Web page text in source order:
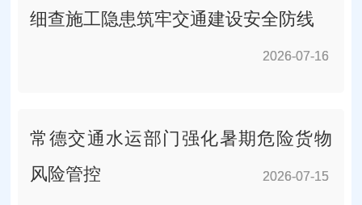
2026-07-16
细查施工隐患筑牢交通建设安全防线
2026-07-16
2026-07-15
常德交通水运部门强化暑期危险货物
风险管控
2026-07-15